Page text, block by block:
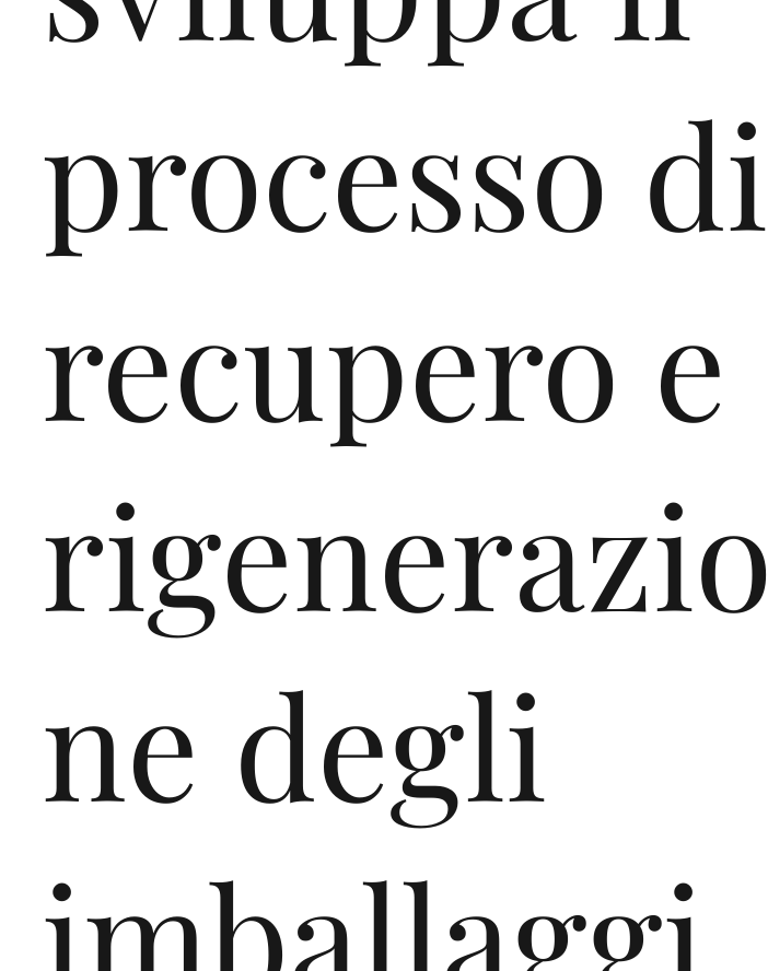
processo di
recupero e
rigenerazio
ne degli
imballaggi